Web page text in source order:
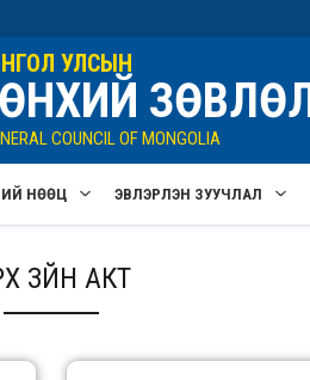
УЛСЫН
COUNCIL OF MONGOLIA
НӨӨЦ ЭВЛЭРҮҮЛЭН ЗУУЧЛАЛ
ЗҮЙН АКТ